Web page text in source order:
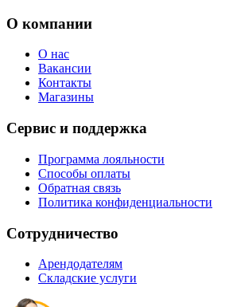
О компании
О нас
Вакансии
Контакты
Магазины
Сервис и поддержка
Программа лояльности
Способы оплаты
Обратная связь
Политика конфиденциальности
Сотрудничество
Арендодателям
Складские услуги